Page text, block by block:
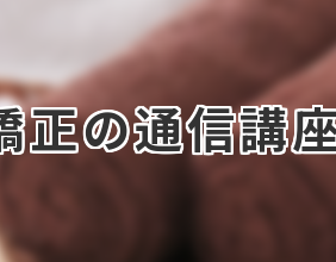
ッド・耳つぼコース
みコース
セット講座
ホームドクター講座に
正の通信講